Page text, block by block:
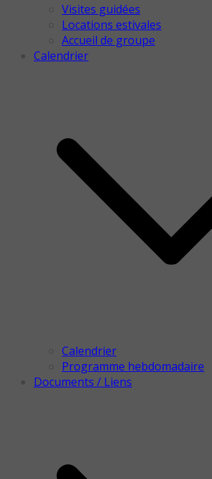
Visites guidées
Locations estivales
Accueil de groupe
Calendrier
Calendrier
Programme hebdomadaire
Documents / Liens